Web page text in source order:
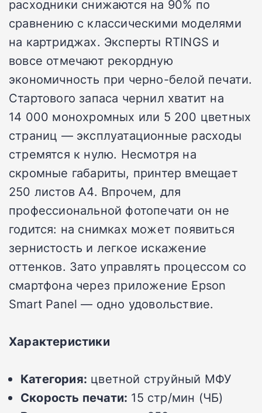
расходники снижаются на 90% по
сравнению с классическими моделями
на картриджах. Эксперты RTINGS и
вовсе отмечают рекордную
экономичность при черно-белой печати.
Стартового запаса чернил хватит на
14 000 монохромных или 5 200 цветных
страниц — эксплуатационные расходы
стремятся к нулю. Несмотря на
скромные габариты, принтер вмещает
250 листов А4. Впрочем, для
профессиональной фотопечати он не
годится: на снимках может появиться
зернистость и легкое искажение
оттенков. Зато управлять процессом со
смартфона через приложение Epson
Smart Panel — одно удовольствие.
Характеристики
Категория: цветной струйный МФУ
Скорость печати: 15 стр/мин (ЧБ)